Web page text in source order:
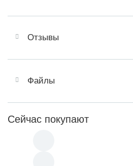
Отзывы
Файлы
Сейчас покупают